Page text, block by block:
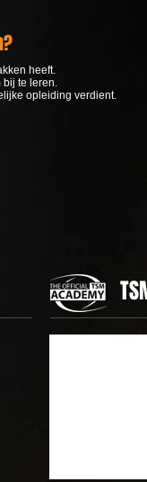
heeft.
bij te leren.
opleiding verdient.